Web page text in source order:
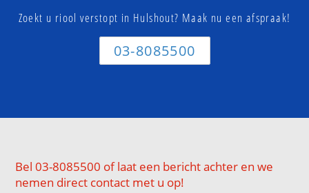
Zoekt u riool verstopt in Hulshout? Maak nu een afspraak!
03-8085500
Bel 03-8085500 of laat een bericht achter en we
nemen direct contact met u op!